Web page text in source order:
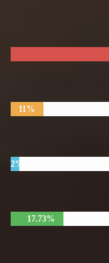
11%
2%
17.73%